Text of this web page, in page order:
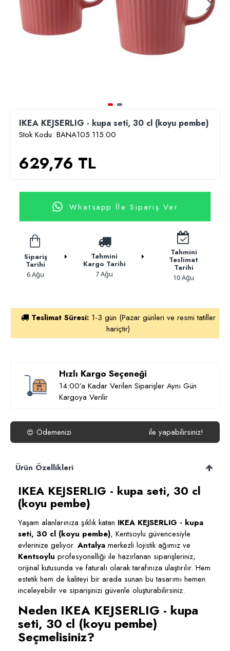
IKEA KEJSERLIG - kupa seti, 30 cl (koyu pembe)
Stok Kodu: BANA105.115.00
629,76 TL
Whatsapp İle Sipariş Ver
Sipariş
Tarihi
6 Ağu
Tahmini
Kargo Tarihi
7 Ağu
Tahmini
Teslimat
Tarihi
10 Ağu
Teslimat Süresi: 1-3 gün (Pazar günleri ve resmi tatiller
hariçtir)
Hızlı Kargo Seçeneği
14:00’a Kadar Verilen Siparişler Aynı Gün
Kargoya Verilir
😍 Ödemenizi ile yapabilirsiniz!
Ürün Özellikleri
IKEA KEJSERLIG - kupa seti, 30 cl
(koyu pembe)
Yaşam alanlarınıza şıklık katan IKEA KEJSERLIG - kupa
seti, 30 cl (koyu pembe), Kentsoylu güvencesiyle
evlerinize geliyor. Antalya merkezli lojistik ağımız ve
Kentsoylu profesyonelliği ile hazırlanan siparişleriniz,
orijinal kutusunda ve faturalı olarak tarafınıza ulaştırılır. Hem
estetik hem de kaliteyi bir arada sunan bu tasarımı hemen
inceleyebilir ve siparişinizi güvenle oluşturabilirsiniz.
Neden IKEA KEJSERLIG - kupa
seti, 30 cl (koyu pembe)
Seçmelisiniz?